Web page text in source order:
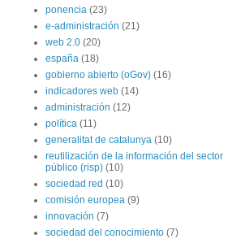
ponencia (23)
e-administración (21)
web 2.0 (20)
españa (18)
gobierno abierto (oGov) (16)
indicadores web (14)
administración (12)
política (11)
generalitat de catalunya (10)
reutilización de la información del sector
público (risp) (10)
sociedad red (10)
comisión europea (9)
innovación (7)
sociedad del conocimiento (7)